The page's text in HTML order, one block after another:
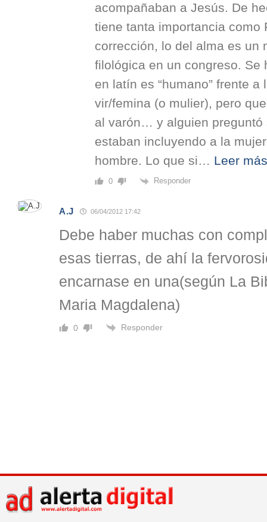
acompañaban a Jesús. De
tiene tanta importancia como
corrección, lo del alma es un
filológica en un congreso. Se
en latín es “humano” frente a
vir/femina (o mulier), pero
al varón… y alguien preguntó
estaban incluyendo a la
hombre. Lo que si… Leer
0 Responder
A.J 06/04/2012 17:42
Debe haber muchas con
esas tierras, de ahí la
encarnase en una(según La
Maria Magdalena)
0 Responder